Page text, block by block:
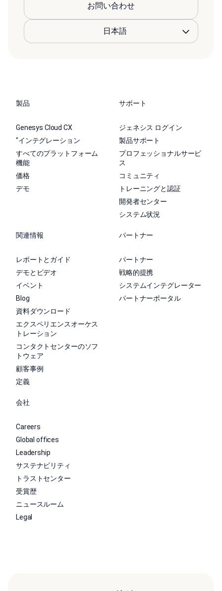
お問い合わせ
製品
Genesys Cloud CX
"インテグレーション
すべてのプラットフォーム
機能
価格
デモ
サポート
ジェネシス ログイン
製品サポート
プロフェッショナルサービ
ス
コミュニティ
トレーニングと認証
開発者センター
システム状況
関連情報
レポートとガイド
デモとビデオ
イベント
Blog
資料ダウンロード
エクスペリエンスオーケス
トレーション
コンタクトセンターのソフ
トウェア
顧客事例
定義
パートナー
パートナー
戦略的提携
システムインテグレーター
パートナーポータル
会社
Careers
Global offices
Leadership
サステナビリティ
トラストセンター
受賞歴
ニュースルーム
Legal